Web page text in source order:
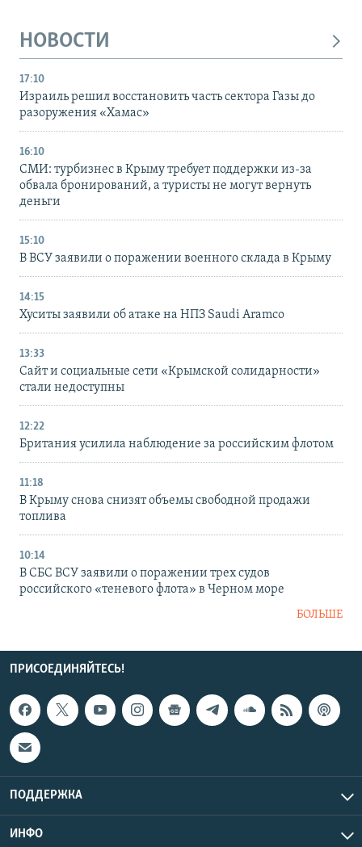
НОВОСТИ
17:10
Израиль решил восстановить часть сектора Газы до
разоружения «Хамас»
16:10
СМИ: турбизнес в Крыму требует поддержки из-за
обвала бронирований, а туристы не могут вернуть
деньги
15:10
В ВСУ заявили о поражении военного склада в Крыму
14:15
Хуситы заявили об атаке на НПЗ Saudi Aramco
13:33
Сайт и социальные сети «Крымской солидарности»
стали недоступны
12:22
Британия усилила наблюдение за российским флотом
11:18
В Крыму снова снизят объемы свободной продажи
топлива
10:14
В СБС ВСУ заявили о поражении трех судов
российского «теневого флота» в Черном море
БОЛЬШЕ
ПРИСОЕДИНЯЙТЕСЬ!
ПОДДЕРЖКА
ИНФО